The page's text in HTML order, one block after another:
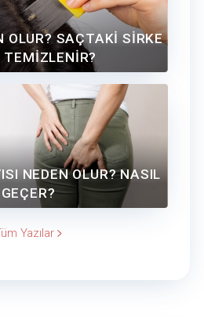
OLUR? SAÇTAKİ SİRKE
TEMİZLENİR?
NEDEN OLUR? NASIL
GEÇER?
Yazılar